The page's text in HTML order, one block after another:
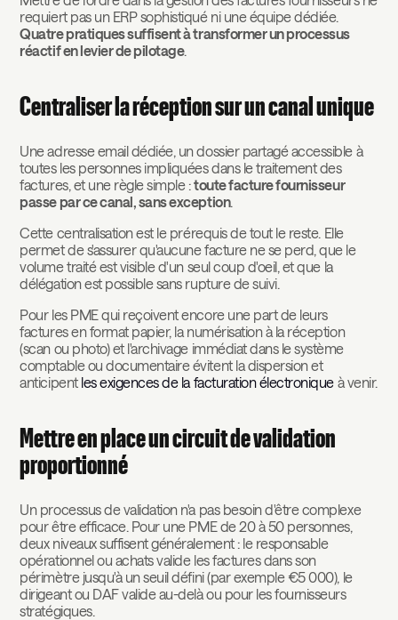
requiert pas un ERP sophistiqué ni une équipe dédiée.
Quatre pratiques suffisent à transformer un processus
réactif en levier de pilotage.
Centraliser la réception sur un canal unique
Une adresse email dédiée, un dossier partagé accessible à
toutes les personnes impliquées dans le traitement des
factures, et une règle simple :toute facture fournisseur
passe par ce canal, sans exception.
Cette centralisation est le prérequis de tout le reste. Elle
permet de s'assurer qu'aucune facture ne se perd, que le
volume traité est visible d'un seul coup d'oeil, et que la
délégation est possible sans rupture de suivi.
Pour les PME qui reçoivent encore une part de leurs
factures en format papier, la numérisation à la réception
(scan ou photo) et l'archivage immédiat dans le système
comptable ou documentaire évitent la dispersion et
anticipent les exigences de la facturation électronique à venir.
Mettre en place un circuit de validation
proportionné
Un processus de validation n'a pas besoin d'être complexe
pour être efficace. Pour une PME de 20 à 50 personnes,
deux niveaux suffisent généralement : le responsable
opérationnel ou achats valide les factures dans son
périmètre jusqu'à un seuil défini (par exemple €5 000), le
dirigeant ou DAF valide au-delà ou pour les fournisseurs
stratégiques.